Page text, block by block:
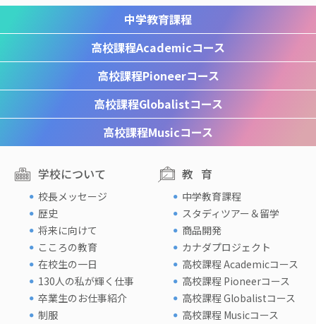
中学教育課程
高校課程Academicコース
高校課程Pioneerコース
高校課程Globalistコース
高校課程Musicコース
学校について
校長メッセージ
歴史
将来に向けて
こころの教育
在校生の一日
130人の私が輝く仕事
卒業生のお仕事紹介
制服
教育
中学教育課程
スタディツアー＆留学
商品開発
カナダプロジェクト
高校課程 Academicコース
高校課程 Pioneerコース
高校課程 Globalistコース
高校課程 Musicコース